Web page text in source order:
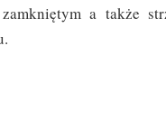
a także